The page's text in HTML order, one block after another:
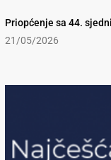
Priopćenje sa 44.
21/05/2026